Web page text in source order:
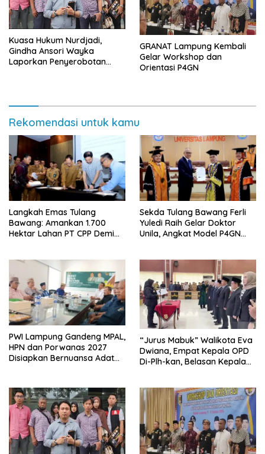
Kuasa Hukum Nurdjadi,
Gindha Ansori Wayka
Laporkan Penyerobotan
GRANAT Lampung Kembali
Gelar Workshop dan
Orientasi P4GN
Rekomendasi untuk kamu
Langkah Emas Tulang
Bawang: Amankan 1.700
Hektar Lahan PT CPP Demi
Sekda Tulang Bawang Ferli
Yuledi Raih Gelar Doktor
Unila, Angkat Model P4GN
PWI Lampung Gandeng MPAL,
HPN dan Porwanas 2027
Disiapkan Bernuansa Adat
“Jurus Mabuk” Walikota Eva
Dwiana, Empat Kepala OPD
Di-Plh-kan, Belasan Kepala